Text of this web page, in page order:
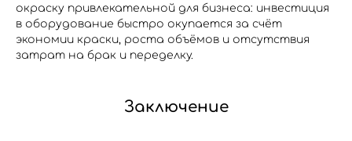
окраску привлекательной для бизнеса: инвестиция
в оборудование быстро окупается за счёт
экономии краски, роста объёмов и отсутствия
затрат на брак и переделку.
Заключение